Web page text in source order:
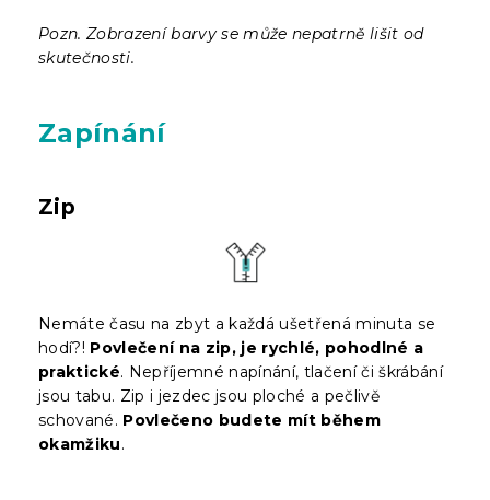
Pozn. Zobrazení barvy se může nepatrně lišit od
skutečnosti.
Zapínání
Zip
Nemáte času na zbyt a každá ušetřená minuta se
hodí?! Povlečení na zip, je rychlé, pohodlné a
praktické. Nepříjemné napínání, tlačení či škrábání
jsou tabu. Zip i jezdec jsou ploché a pečlivě
schované. Povlečeno budete mít během
okamžiku.